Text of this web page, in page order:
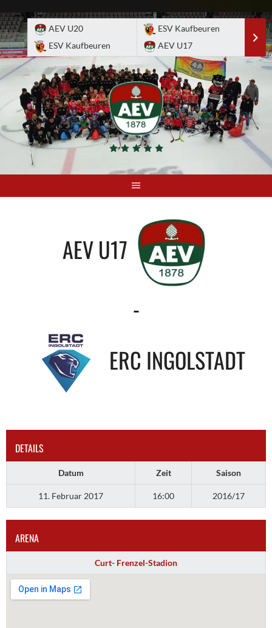
to
content
AEV U20
ESV Kaufbeuren
ESV Kaufbeuren
AEV U17
AEV U17
-
ERC INGOLSTADT
DETAILS
Datum Zeit Saison
11. Februar 2017 16:00 2016/17
ARENA
Curt- Frenzel-Stadion